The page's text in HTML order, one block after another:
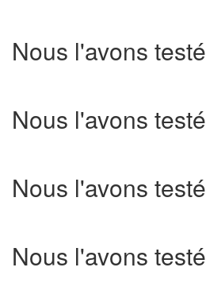
Nous l'avons testé
Nous l'avons testé
Nous l'avons testé
Nous l'avons testé